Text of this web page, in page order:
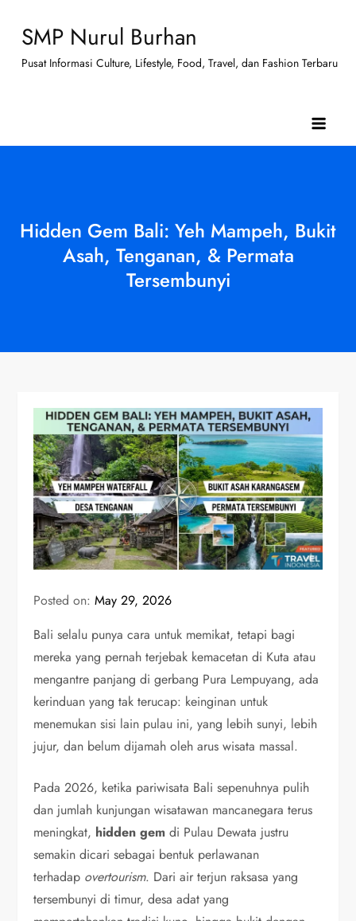
content
SMP Nurul Burhan
Pusat Informasi Culture, Lifestyle, Food, Travel, dan Fashion Terbaru
Hidden Gem Bali: Yeh Mampeh, Bukit
Asah, Tenganan, & Permata
Tersembunyi
Posted on:May 29, 2026
Bali selalu punya cara untuk memikat, tetapi bagi
mereka yang pernah terjebak kemacetan di Kuta atau
mengantre panjang di gerbang Pura Lempuyang, ada
kerinduan yang tak terucap: keinginan untuk
menemukan sisi lain pulau ini, yang lebih sunyi, lebih
jujur, dan belum dijamah oleh arus wisata massal.
Pada 2026, ketika pariwisata Bali sepenuhnya pulih
dan jumlah kunjungan wisatawan mancanegara terus
meningkat, hidden gem di Pulau Dewata justru
semakin dicari sebagai bentuk perlawanan
terhadap overtourism. Dari air terjun raksasa yang
tersembunyi di timur, desa adat yang